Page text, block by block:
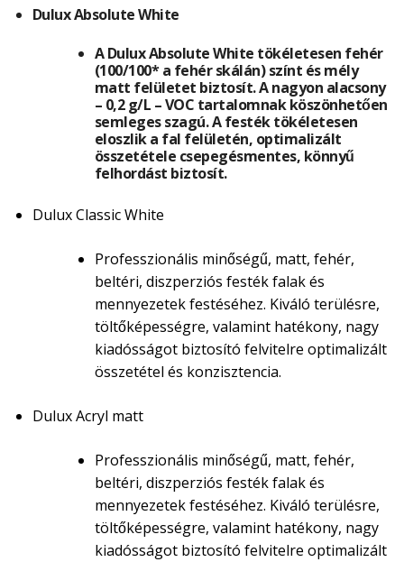
Dulux Absolute White
A Dulux Absolute White tökéletesen fehér
(100/100* a fehér skálán) színt és mély
matt felületet biztosít. A nagyon alacsony
– 0,2 g/L – VOC tartalomnak köszönhetően
semleges szagú. A festék tökéletesen
eloszlik a fal felületén, optimalizált
összetétele csepegésmentes, könnyű
felhordást biztosít.
Dulux Classic White
Professzionális minőségű, matt, fehér,
beltéri, diszperziós festék falak és
mennyezetek festéséhez. Kiváló terülésre,
töltőképességre, valamint hatékony, nagy
kiadósságot biztosító felvitelre optimalizált
összetétel és konzisztencia.
Dulux Acryl matt
Professzionális minőségű, matt, fehér,
beltéri, diszperziós festék falak és
mennyezetek festéséhez. Kiváló terülésre,
töltőképességre, valamint hatékony, nagy
kiadósságot biztosító felvitelre optimalizált